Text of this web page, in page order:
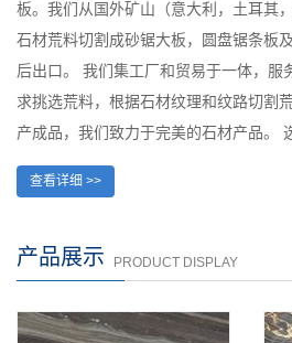
板。我们从国外矿山（意大利，土耳其
石材荒料切割成砂锯大板，圆盘锯条板
后出口。 我们集工厂和贸易于一体，服
求挑选荒料，根据石材纹理和纹路切割
产成品，我们致力于完美的石材产品。
查看详细 >>
产品展示 PRODUCT DISPLAY